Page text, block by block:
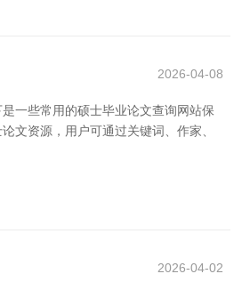
2026-04-08
一些常用的硕士毕业论文查询网站保
文资源，用户可通过关键词、作家、
2026-04-02